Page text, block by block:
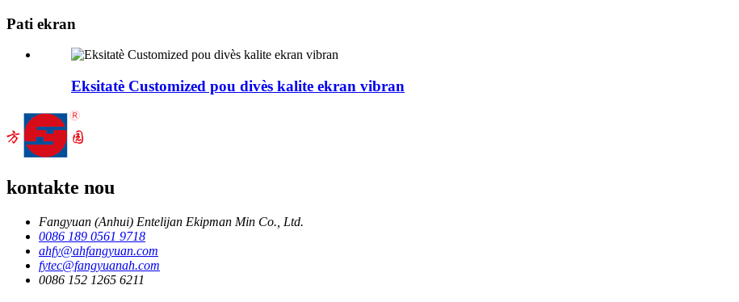
Pati ekran
Eksitatè Customized pou divès kalite ekran vibran
kontakte nou
Fangyuan (Anhui) Entelijan Ekipman Min Co., Ltd.
0086 189 0561 9718
ahfy@ahfangyuan.com
fytec@fangyuanah.com
0086 152 1265 6211